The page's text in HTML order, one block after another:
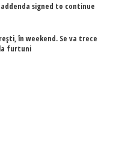
signed to continue
în weekend. Se va trece
furtuni